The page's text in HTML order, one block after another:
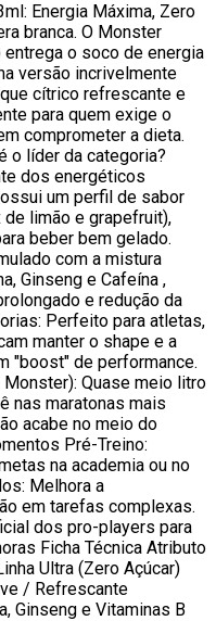
Energia Máxima, Zero
branca. O Monster
entrega o soco de energia
versão incrivelmente
cítrico refrescante e
para quem exige o
comprometer a dieta.
o líder da categoria?
dos energéticos
um perfil de sabor
limão e grapefruit),
beber bem gelado.
com a mistura
Ginseng e Cafeína ,
e redução da
Perfeito para atletas,
manter o shape e a
"boost" de performance.
Monster): Quase meio litro
nas maratonas mais
acabe no meio do
Pré-Treino:
na academia ou no
Melhora a
em tarefas complexas.
dos pro-players para
Ficha Técnica Atributo
Ultra (Zero Açúcar)
/ Refrescante
Ginseng e Vitaminas B